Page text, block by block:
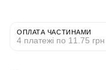
ОПЛАТА ЧАСТИНАМИ
4 платежі по 11.75 грн